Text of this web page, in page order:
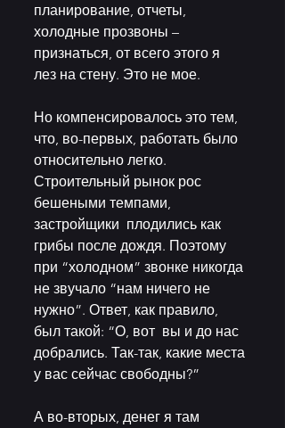
планирование, отчеты,
холодные прозвоны –
признаться, от всего этого я
лез на стену. Это не мое.
Но компенсировалось это тем,
что, во-первых, работать было
относительно легко.
Строительный рынок рос
бешеными темпами,
застройщики  плодились как
грибы после дождя. Поэтому
при “холодном” звонке никогда
не звучало “нам ничего не
нужно”. Ответ, как правило,
был такой: “О, вот  вы и до нас
добрались. Так-так, какие места
у вас сейчас свободны?”
А во-вторых, денег я там